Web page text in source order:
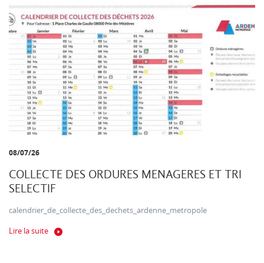
08/07/26
COLLECTE DES ORDURES MENAGERES ET TRI
SELECTIF
calendrier_de_collecte_des_dechets_ardenne_metropole
Lire la suite